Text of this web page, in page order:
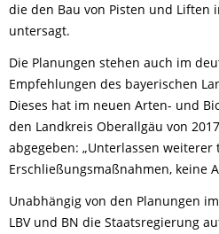
die den Bau von Pisten und Liften
untersagt.
Die Planungen stehen auch im
Empfehlungen des bayerischen
Dieses hat im neuen Arten- und
den Landkreis Oberallgäu von
abgegeben: „Unterlassen
Erschließungsmaßnahmen, keine
Unabhängig von den Planungen
LBV und BN die Staatsregierung